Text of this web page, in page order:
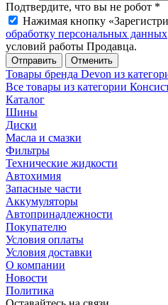
Подтвердите, что вы не робот *
Нажимая кнопку
обработку персональных данных
условий работы Продавца.
Отменить
Товары бренда Devon из
Все товары из категории
Каталог
Шины
Диски
Масла и смазки
Фильтры
Технические жидкости
Автохимия
Запасные части
Аккумуляторы
Автопринадлежности
Покупателю
Условия оплаты
Условия доставки
О компании
Новости
Политика